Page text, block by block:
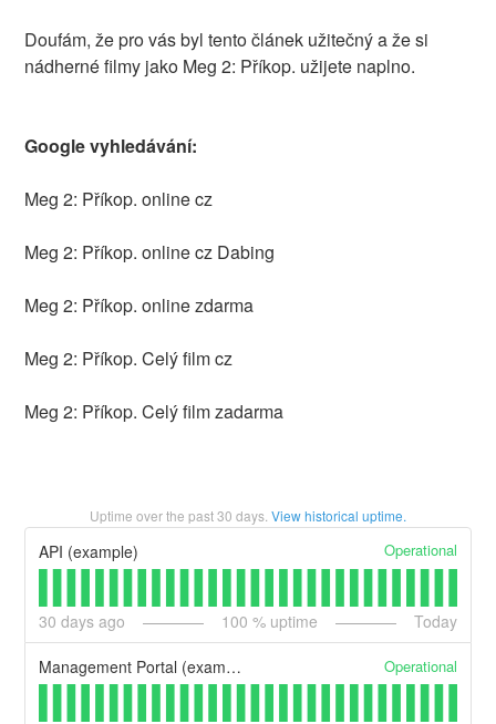
Doufám, že pro vás byl tento článek užitečný a že si
nádherné filmy jako Meg 2: Příkop. užijete naplno.
Google vyhledávání:
Meg 2: Příkop. online cz
Meg 2: Příkop. online cz Dabing
Meg 2: Příkop. online zdarma
Meg 2: Příkop. Celý film cz
Meg 2: Příkop. Celý film zadarma
Uptime over the past30 days. View historical uptime.
API (example) Operational
30 days ago 100 % uptime Today
Management Portal (example) Operational